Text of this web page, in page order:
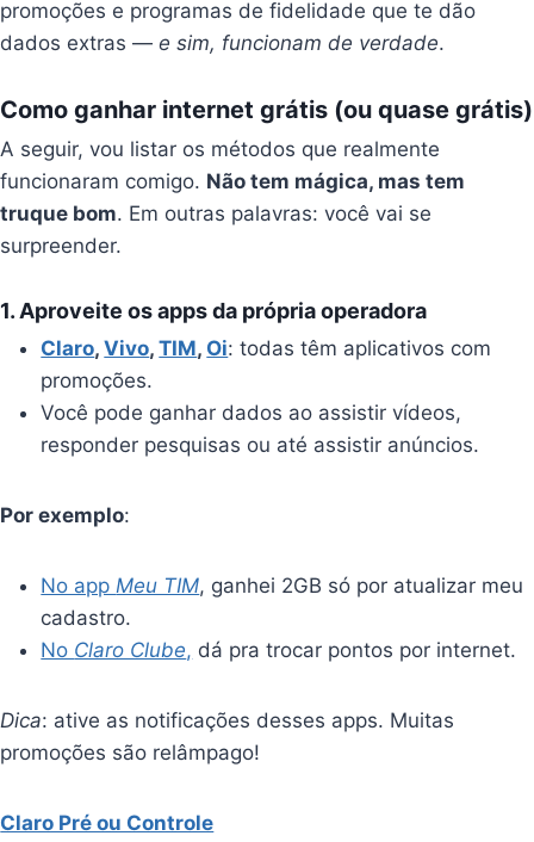
promoções e programas de fidelidade que te dão
dados extras —e sim, funcionam de verdade.
Como ganhar internet grátis (ou quase grátis)
A seguir, vou listar os métodos que realmente
funcionaram comigo. Não tem mágica, mas tem
truque bom. Em outras palavras: você vai se
surpreender.
1. Aproveite os apps da própria operadora
Claro,Vivo,TIM, Oi: todas têm aplicativos com
promoções.
Você pode ganhar dados ao assistir vídeos,
responder pesquisas ou até assistir anúncios.
Por exemplo:
No appMeu TIM, ganhei 2GB só por atualizar meu
cadastro.
No Claro Clube, dá pra trocar pontos por internet.
Dica: ative as notificações desses apps. Muitas
promoções são relâmpago!
Claro Pré ou Controle